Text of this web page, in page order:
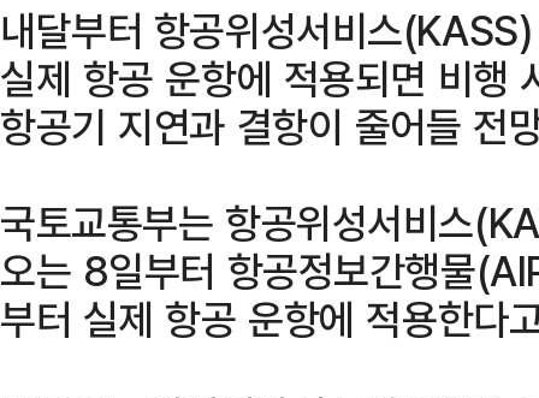
내달부터 항공위성서비스
실제 항공 운항에 적용되면 비행
항공기 지연과 결항이 줄어들 전
국토교통부는 항공위성서비스
오는 8일부터 항공정보간행물
부터 실제 항공 운항에 적용한다